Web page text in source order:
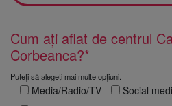
Cum ați aflat de centrul
Corbeanca?*
Puteți să alegeți mai multe opțiuni.
Media/Radio/TV
Social